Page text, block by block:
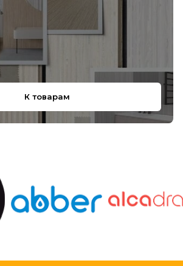
К товарам